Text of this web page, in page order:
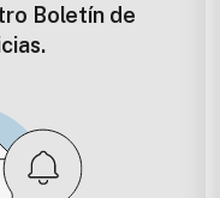
Boletín de